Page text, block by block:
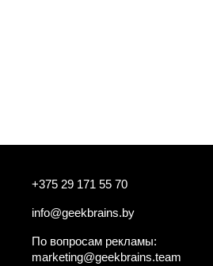
+375 29 171 55 70
info@geekbrains.by
По вопросам рекламы:
marketing@geekbrains.team